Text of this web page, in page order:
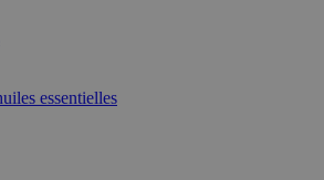
essentielles